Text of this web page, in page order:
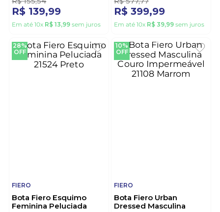
R$ 139,99
Em até 10x R$ 13,99 sem juros
R$ 399,99
Em até 10x R$ 39,99 sem juros
28%
OFF
FIERO
Bota Fiero Esquimo
Feminina Peluciada
10%
OFF
FIERO
Bota Fiero Urban
Dressed Masculina